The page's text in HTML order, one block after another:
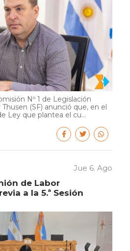
Nº 1 de Legislación
(SF) anunció que, en el
Ley que plantea el cu...
Jue 6. Ago
de Labor
a la 5.ª Sesión